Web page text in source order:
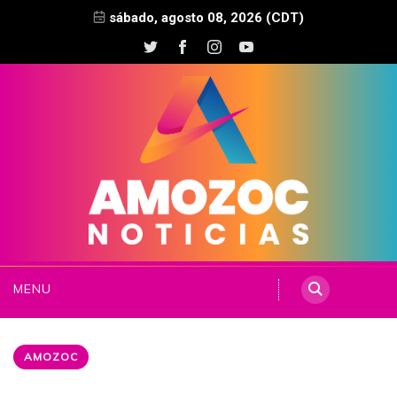
sábado, agosto 08, 2026 (CDT)
MENU
AMOZOC